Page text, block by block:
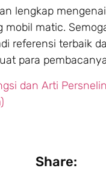
lengkap
mobil matic.
referensi terbaik
para
dan Arti
Share: